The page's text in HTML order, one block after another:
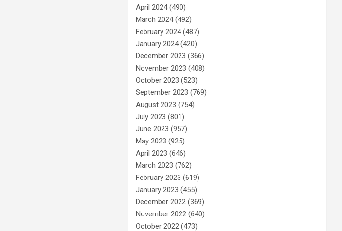
April 2024(490)
March 2024(492)
February 2024(487)
January 2024(420)
December 2023 (366)
November 2023 (408)
October 2023 (523)
September 2023 (769)
August 2023 (754)
July 2023 (801)
June 2023 (957)
May 2023 (925)
April 2023 (646)
March 2023 (762)
February 2023 (619)
January 2023 (455)
December 2022 (369)
November 2022 (640)
October 2022 (473)